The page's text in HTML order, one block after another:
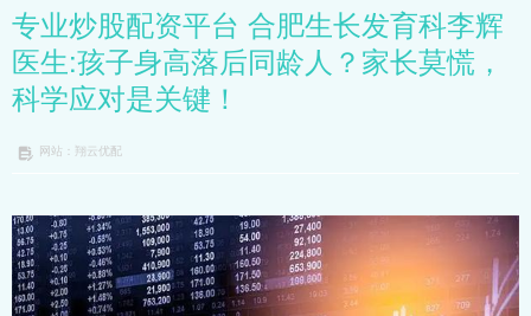
专业炒股配资平台 合肥生长发育科李辉
医生:孩子身高落后同龄人？家长莫慌，
科学应对是关键！
网站：翔云优配